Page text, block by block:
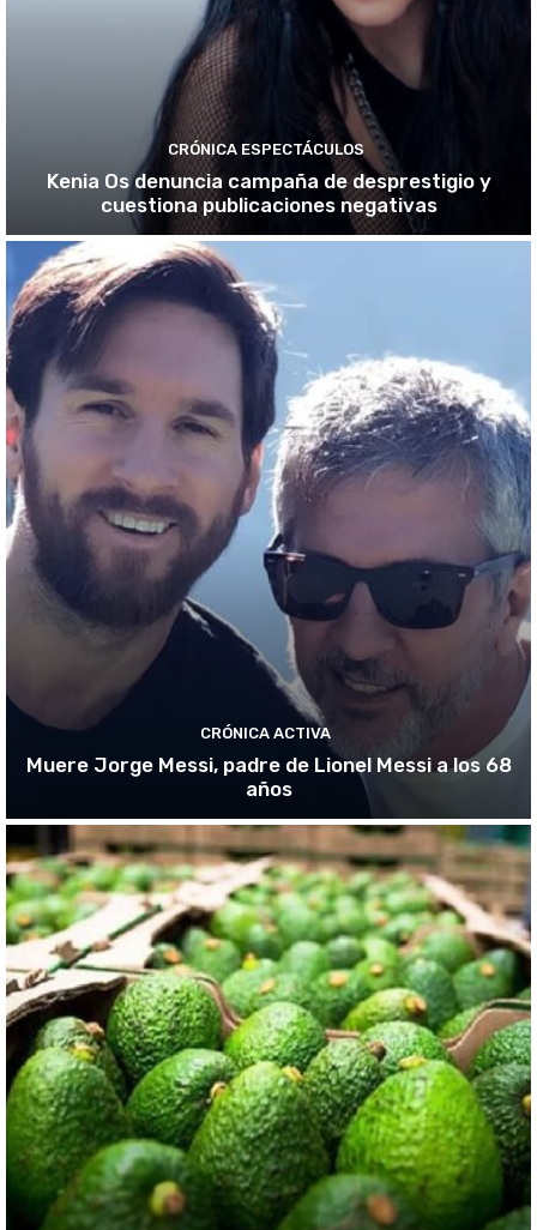
CRÓNICA ESPECTÁCULOS
Kenia Os denuncia campaña de desprestigio y
cuestiona publicaciones negativas
CRÓNICA ACTIVA
Muere Jorge Messi, padre de Lionel Messi a los 68
años